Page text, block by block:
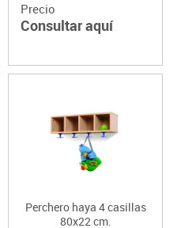
Precio
Consultar aquí
Perchero haya 4 casillas
80x22 cm.